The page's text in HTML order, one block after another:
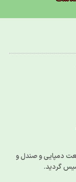
دمپایی و صندل و
گردید.